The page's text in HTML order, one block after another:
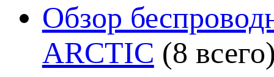
Обзор
ARCTIC (8